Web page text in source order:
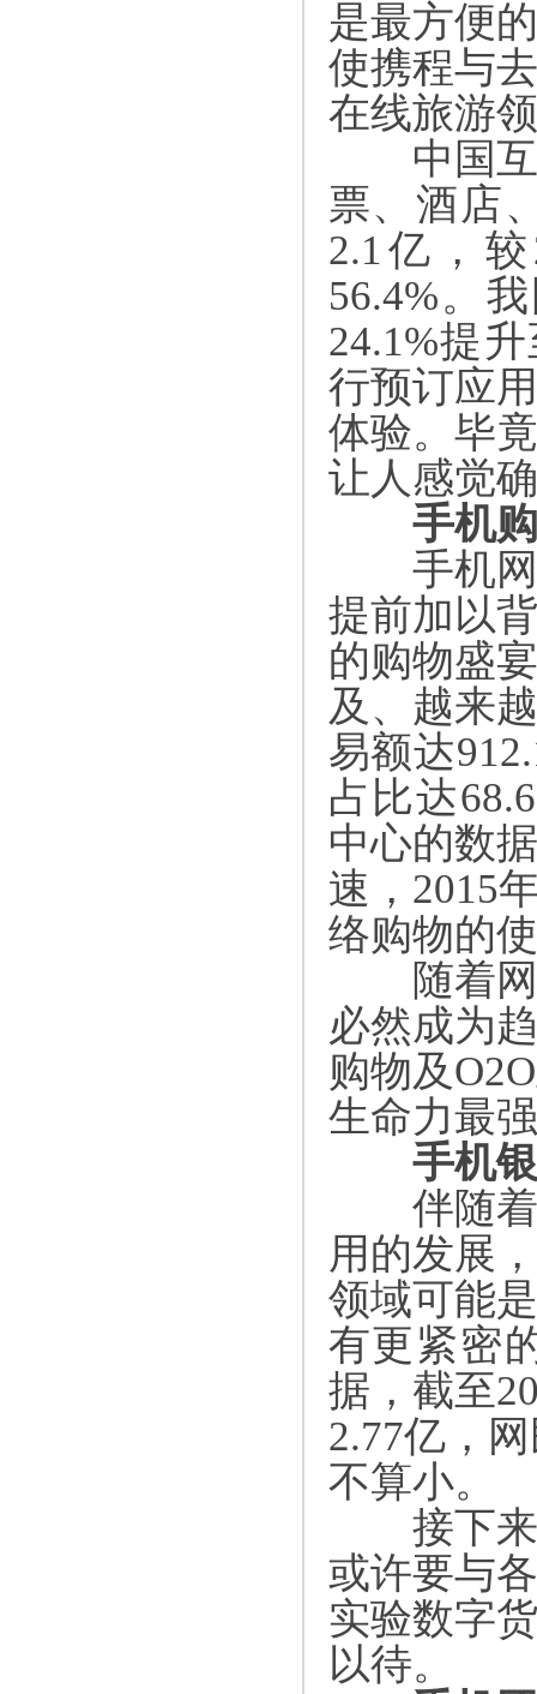
是最方便
使携程与
在线旅游
中国互
票、酒店
2.1亿，较
56.4%。
24.1%提升
行预订应
体验。毕
让人感觉
手机购
手机网
提前加以
的购物盛
及、越来
易额达
占比达
中心的数
速， 2015
络购物的
随着网
必然成为
购物及O2O
生命力最
手机银
伴随着
用的发展
领域可能
有更紧密
据，截至
2.77亿，
不算小。
接下来
或许要与
实验数字
以待。